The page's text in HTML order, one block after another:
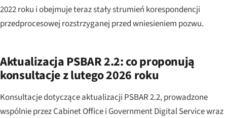
2022 roku i obejmuje teraz stały strumień korespondencji
przedprocesowej rozstrzyganej przed wniesieniem pozwu.
Aktualizacja PSBAR 2.2: co proponują
konsultacje z lutego 2026 roku
Konsultacje dotyczące aktualizacji PSBAR 2.2, prowadzone
wspólnie przez Cabinet Office i Government Digital Service wraz